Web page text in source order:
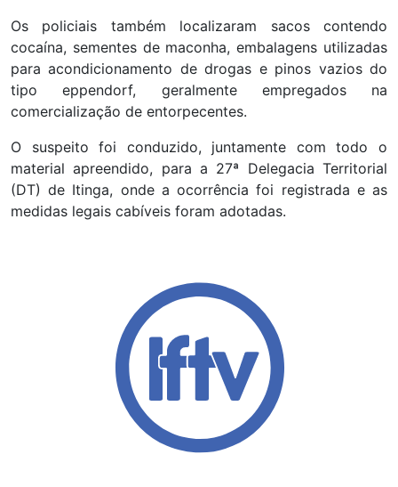
Os policiais também localizaram sacos contendo
cocaína, sementes de maconha, embalagens utilizadas
para acondicionamento de drogas e pinos vazios do
tipo eppendorf, geralmente empregados na
comercialização de entorpecentes.
O suspeito foi conduzido, juntamente com todo o
material apreendido, para a 27ª Delegacia Territorial
(DT) de Itinga, onde a ocorrência foi registrada e as
medidas legais cabíveis foram adotadas.